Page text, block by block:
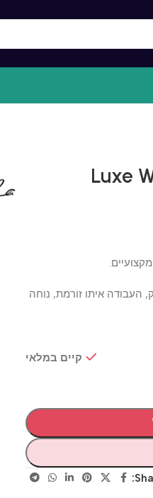
איתו זורמת, נוחה
קיים במלאי